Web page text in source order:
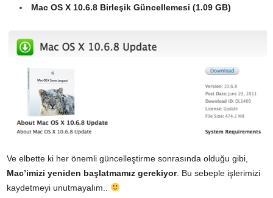
Mac OS X 10.6.8 Birleşik Güncellemesi (1.09 GB)
Ve elbette ki her önemli güncelleştirme sonrasında olduğu gibi,
Mac’imizi yeniden başlatmamız gerekiyor. Bu sebeple işlerimizi
kaydetmeyi unutmayalım..